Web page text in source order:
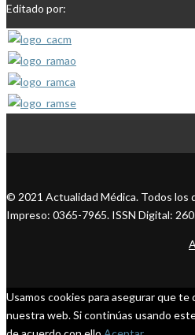
Editado por:
© 2021 Actualidad Médica. Todos los
Impreso: 0365-7965. ISSN Digital:
Usamos cookies para asegurar que te
nuestra web. Si continúas usando